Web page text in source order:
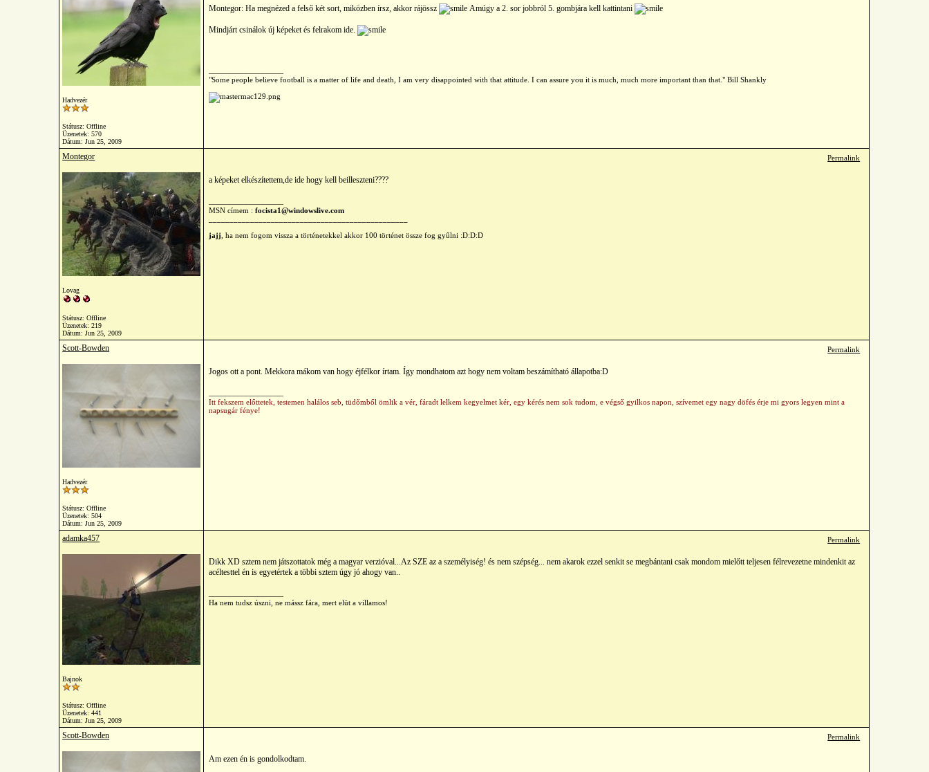
Hadvezér
Státusz: Offline
Üzenetek: 570
Dátum:Jun 25, 2009
Montegor: Ha megnézed a felső két sort, miközben írsz, akkor rájössz Amúgy a 2. sor jobbról 5. gombjára kell kattintani
Mindjárt csinálok új képeket és felrakom ide.
"Some people believe football is a matter of life and death, I am very disappointed with that attitude. I can assure you it is much, much more important than that." Bill Shankly
Montegor
Lovag
Státusz: Offline
Üzenetek: 219
Dátum:Jun 25, 2009
Permalink
a képeket elkészítettem,de ide hogy kell beilleszteni????
MSN címem : focista1@windowslive.com
jajj , ha nem fogom vissza a történetekkel akkor 100 történet össze fog gyűlni :D:D:D
Scott-Bowden
Hadvezér
Státusz: Offline
Üzenetek: 504
Dátum:Jun 25, 2009
Permalink
Jogos ott a pont. Mekkora mákom van hogy éjfélkor írtam. Így mondhatom azt hogy nem voltam beszámítható állapotba:D
Itt fekszem előttetek, testemen halálos seb, tüdőmből ömlik a vér, fáradt lelkem kegyelmet kér, egy kérés nem sok tudom, e végső gyilkos napon, szívemet egy nagy döfés érje mi gyors legyen mint a
napsugár fénye!
adamka457
Bajnok
Státusz: Offline
Üzenetek: 441
Dátum:Jun 25, 2009
Permalink
Dikk XD sztem nem játszottatok még a magyar verzióval...Az SZE az a személyiség! és nem szépség... nem akarok ezzel senkit se megbántani csak mondom mielőtt teljesen félrevezetne mindenkit az
acéltesttel én is egyetértek a többi sztem úgy jó ahogy van..
Ha nem tudsz úszni, ne mássz fára, mert elüt a villamos!
Scott-Bowden Permalink
Am ezen én is gondolkodtam.